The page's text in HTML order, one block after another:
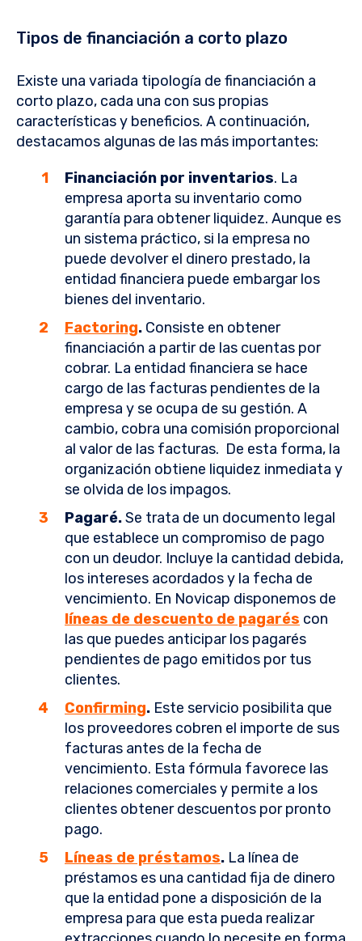
Tipos de financiación a corto plazo
Existe una variada tipología de financiación a
corto plazo, cada una con sus propias
características y beneficios. A continuación,
destacamos algunas de las más importantes:
Financiación por inventarios. La
empresa aporta su inventario como
garantía para obtener liquidez. Aunque es
un sistema práctico, si la empresa no
puede devolver el dinero prestado, la
entidad financiera puede embargar los
bienes del inventario.
Factoring. Consiste en obtener
financiación a partir de las cuentas por
cobrar. La entidad financiera se hace
cargo de las facturas pendientes de la
empresa y se ocupa de su gestión. A
cambio, cobra una comisión proporcional
al valor de las facturas. De esta forma, la
organización obtiene liquidez inmediata y
se olvida de los impagos.
Pagaré.Se trata de un documento legal
que establece un compromiso de pago
con un deudor. Incluye la cantidad debida,
los intereses acordados y la fecha de
vencimiento. En Novicap disponemos de
líneas de descuento de pagarés con
las que puedes anticipar los pagarés
pendientes de pago emitidos por tus
clientes.
Confirming. Este servicio posibilita que
los proveedores cobren el importe de sus
facturas antes de la fecha de
vencimiento. Esta fórmula favorece las
relaciones comerciales y permite a los
clientes obtener descuentos por pronto
pago.
Líneas de préstamos. La línea de
préstamos es una cantidad fija de dinero
que la entidad pone a disposición de la
empresa para que esta pueda realizar